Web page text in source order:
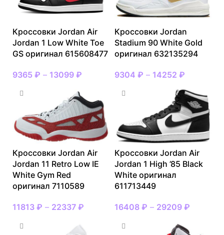
Кроссовки Jordan Air
Jordan 1 Low White Toe
GS оригинал 615608477
9365 ₽ – 13099 ₽
Кроссовки Jordan
Stadium 90 White Gold
оригинал 632135294
9304 ₽ – 14252 ₽
Кроссовки Jordan Air
Jordan 11 Retro Low IE
White Gym Red
оригинал 7110589
11813 ₽ – 22337 ₽
Кроссовки Jordan Air
Jordan 1 High ’85 Black
White оригинал
611713449
16408 ₽ – 29209 ₽